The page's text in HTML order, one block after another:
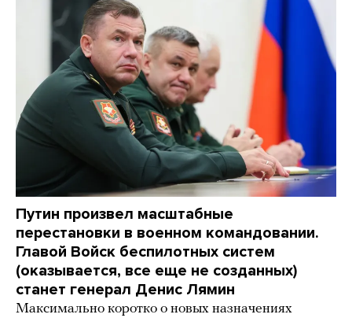
Путин произвел масштабные
перестановки в военном командовании.
Главой Войск беспилотных систем
(оказывается, все еще не созданных)
станет генерал Денис Лямин
Максимально коротко о новых назначениях